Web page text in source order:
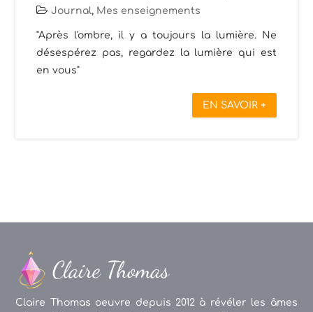
Journal, Mes enseignements
"Après l'ombre, il y a toujours la lumière. Ne
désespérez pas, regardez la lumière qui est
en vous"
EN SAVOIR +
Claire Thomas oeuvre depuis 2012 à révéler les âmes